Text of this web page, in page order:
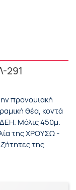
291
προνομιακή
θέα, κοντά
Μόλις 450μ.
της ΧΡΟΥΣΩ -
της